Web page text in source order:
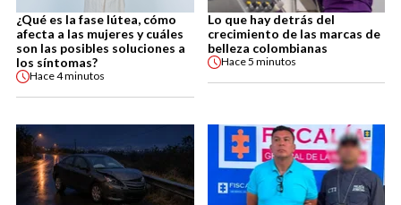
¿Qué es la fase lútea, cómo
afecta a las mujeres y cuáles
son las posibles soluciones a
los síntomas?
Hace4 minutos
Lo que hay detrás del
crecimiento de las marcas de
belleza colombianas
Hace5 minutos